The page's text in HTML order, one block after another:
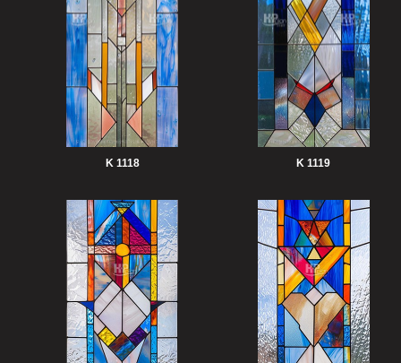
K 1118 K 1119